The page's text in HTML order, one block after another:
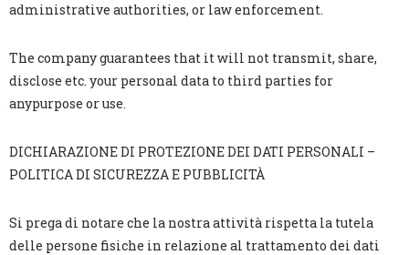
administrative authorities, or law enforcement.
The company guarantees that it will not transmit, share,
disclose etc. your personal data to third parties for
anypurpose or use.
DICHIARAZIONE DI PROTEZIONE DEI DATI PERSONALI –
POLITICA DI SICUREZZA E PUBBLICITÀ
Si prega di notare che la nostra attività rispetta la tutela
delle persone fisiche in relazione al trattamento dei dati